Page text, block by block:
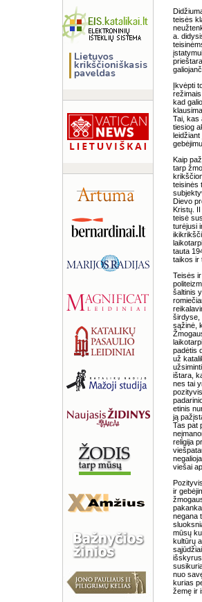
teisės
a.
Įkvėpti
kad
Tai, kas
tiesiog
Kaip
tarp
teisinės
Dievo
Kristų.
teisė
turėjusi
tauta
taikos ir
Teisės
šaltinis
širdyse,
sąžinė,
padėtis
už
ištara,
nes tai
etinis
ją
Tas pat
religija
viešai
ir
negana
mūsų
kultūrų
išskyrus
nuo
kurias
žemę ir